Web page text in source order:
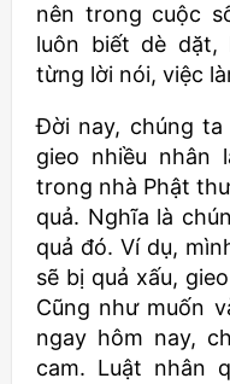
nên trong cuộc
luôn biết dè dặt,
từng lời nói, việc
Đời nay, chúng
gieo nhiều nhân
trong nhà Phật
quả. Nghĩa là
quả đó. Ví dụ,
sẽ bị quả xấu,
Cũng như muốn
ngay hôm nay,
cam. Luật nhân